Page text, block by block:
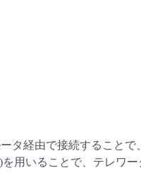
タ経由で接続することで
用いることで、テレワー